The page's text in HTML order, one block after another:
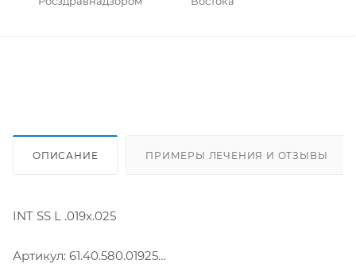
ОПИСАНИЕ ПРИМЕРЫ ЛЕЧЕНИЯ И ОТЗЫВЫ
INT SS L .019x.025
Артикул: 61.40.580.01925